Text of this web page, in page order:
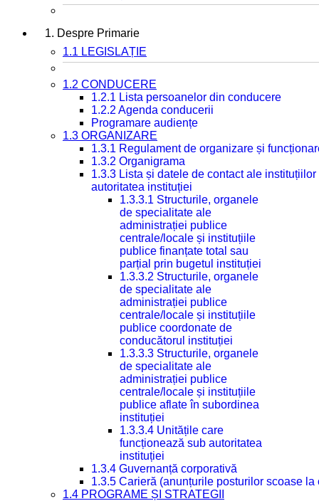
1. Despre Primarie
1.1 LEGISLAȚIE
1.2 CONDUCERE
1.2.1 Lista persoanelor din conducere
1.2.2 Agenda conducerii
Programare audiențe
1.3 ORGANIZARE
1.3.1 Regulament de organizare și
1.3.2 Organigrama
1.3.3 Lista și datele de contact ale
autoritatea instituției
1.3.3.1 Structurile, organele
de specialitate ale
administrației publice
centrale/locale și instituțiile
publice finanțate total sau
parțial prin bugetul instituției
1.3.3.2 Structurile, organele
de specialitate ale
administrației publice
centrale/locale și instituțiile
publice coordonate de
conducătorul instituției
1.3.3.3 Structurile, organele
de specialitate ale
administrației publice
centrale/locale și instituțiile
publice aflate în subordinea
instituției
1.3.3.4 Unitățile care
funcționează sub autoritatea
instituției
1.3.4 Guvernanță corporativă
1.3.5 Carieră (anunțurile posturilor scoase la
1.4 PROGRAME ȘI STRATEGII